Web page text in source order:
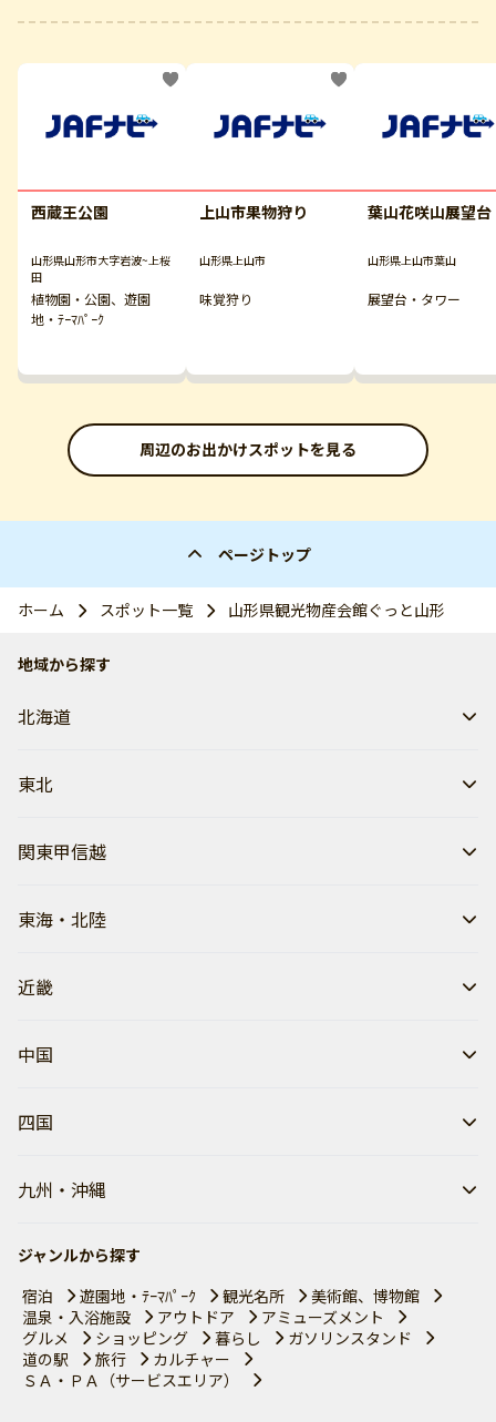
西蔵王公園
山形県山形市大字岩波~上桜
田
植物園・公園、遊園
地・ﾃｰﾏﾊﾟｰｸ
上山市果物狩り
山形県上山市
味覚狩り
葉山花咲山展望台
山形県上山市葉山
展望台・タワー
周辺のお出かけスポットを見る
ページトップ
ホーム スポット一覧 山形県観光物産会館ぐっと山形
地域から探す
北海道
東北
関東甲信越
東海・北陸
近畿
中国
四国
九州・沖縄
ジャンルから探す
宿泊
遊園地・ﾃｰﾏﾊﾟｰｸ 観光名所
美術館、博物館
温泉・入浴施設
アウトドア
アミューズメント
グルメ
ショッピング 暮らし
ガソリンスタンド
道の駅
旅行
カルチャー
ＳＡ・ＰＡ（サービスエリア）